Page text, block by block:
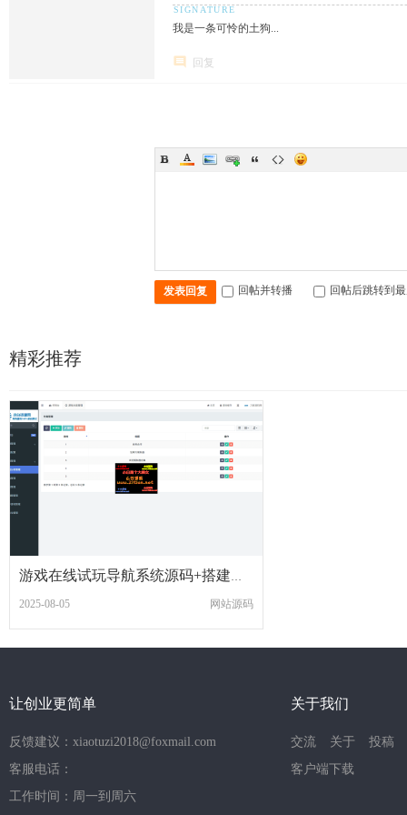
我是一条可怜的土狗...
回复
发表回复 回帖并转播 回帖后跳转到
精彩推荐
2025-08-05 网站源码
让创业更简单
反馈建议：xiaotuzi2018@foxmail.com
客服电话：
工作时间：周一到周六
关于我们
交流 关于
投稿
客户端下载